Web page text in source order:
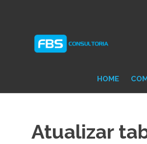
Protheus
TOTVS
HOME
Atualizar